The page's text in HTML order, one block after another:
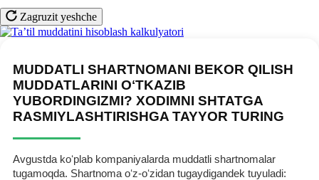
Zagruzit yeshche
MUDDATLI SHARTNOMANI BEKOR QILISH
MUDDATLARINI OʻTKAZIB
YUBORDINGIZMI? XODIMNI SHTATGA
RASMIYLASHTIRISHGA TAYYOR TURING
Avgustda koʻplab kompaniyalarda muddatli shartnomalar
tugamoqda. Shartnoma oʻz-oʻzidan tugaydigandek tuyuladi: